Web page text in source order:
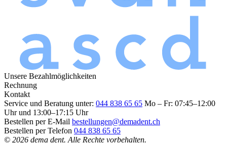
Unsere Bezahlmöglichkeiten
Rechnung
Kontakt
Service und Beratung unter: 044 838 65 65 Mo – Fr: 07:45–12:00
Uhr und 13:00–17:15 Uhr
Bestellen per E-Mail bestellungen@demadent.ch
Bestellen per Telefon 044 838 65 65
© 2026 dema dent. Alle Rechte vorbehalten.